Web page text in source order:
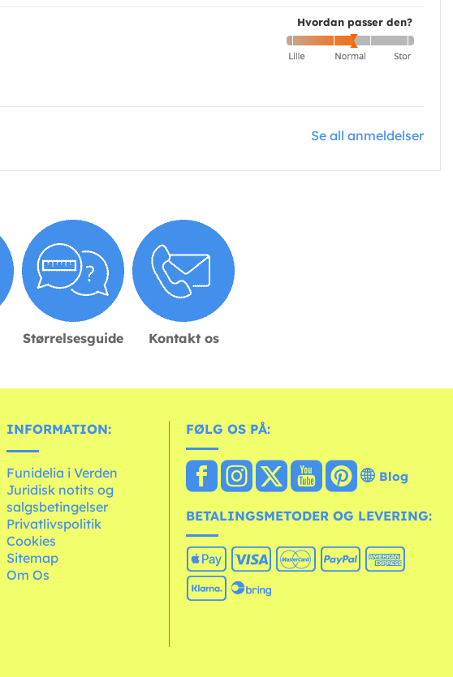
Hvordan passer den?
Se all anmeldelser
Størrelsesguide Kontakt os
INFORMATION:
Funidelia i Verden
Juridisk notits og
salgsbetingelser
Privatlivspolitik
Cookies
Sitemap
Om Os
FØLG OS PÅ:
Blog
BETALINGSMETODER OG LEVERING: